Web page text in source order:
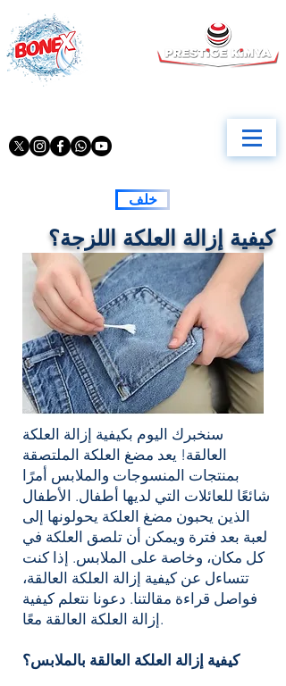
خلف
كيفية إزالة العلكة اللزجة؟
سنخبرك اليوم بكيفية إزالة العلكة
العالقة! يعد مضغ العلكة الملتصقة
بمنتجات المنسوجات والملابس أمرًا
شائعًا للعائلات التي لديها أطفال. الأطفال
الذين يحبون مضغ العلكة يحولونها إلى
لعبة بعد فترة ويمكن أن تلصق العلكة في
كل مكان، وخاصة على الملابس. إذا كنت
تتساءل عن كيفية إزالة العلكة العالقة،
فواصل قراءة مقالتنا. دعونا نتعلم كيفية
إزالة العلكة العالقة معًا.
كيفية إزالة العلكة العالقة بالملابس؟